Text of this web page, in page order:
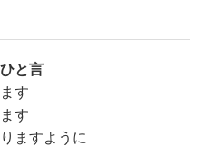
と言
す
す
ますように